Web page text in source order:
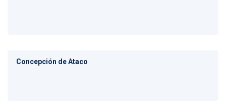
Concepción de Ataco